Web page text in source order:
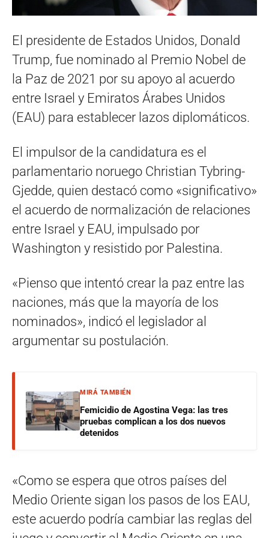
El presidente de Estados Unidos, Donald
Trump, fue nominado al Premio Nobel de
la Paz de 2021 por su apoyo al acuerdo
entre Israel y Emiratos Árabes Unidos
(EAU) para establecer lazos diplomáticos.
El impulsor de la candidatura es el
parlamentario noruego Christian Tybring-
Gjedde, quien destacó como «significativo»
el acuerdo de normalización de relaciones
entre Israel y EAU, impulsado por
Washington y resistido por Palestina.
«Pienso que intentó crear la paz entre las
naciones, más que la mayoría de los
nominados», indicó el legislador al
argumentar su postulación.
MIRÁ TAMBIÉN
Femicidio de Agostina Vega: las tres
pruebas complican a los dos nuevos
detenidos
«Como se espera que otros países del
Medio Oriente sigan los pasos de los EAU,
este acuerdo podría cambiar las reglas del